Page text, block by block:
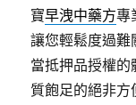
寶早洩中藥方專
讓您輕鬆度過難
當抵押品授權的
質飽足的絕非方